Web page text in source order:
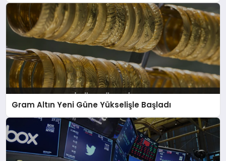
Gram Altın Yeni Güne Yükselişle Başladı